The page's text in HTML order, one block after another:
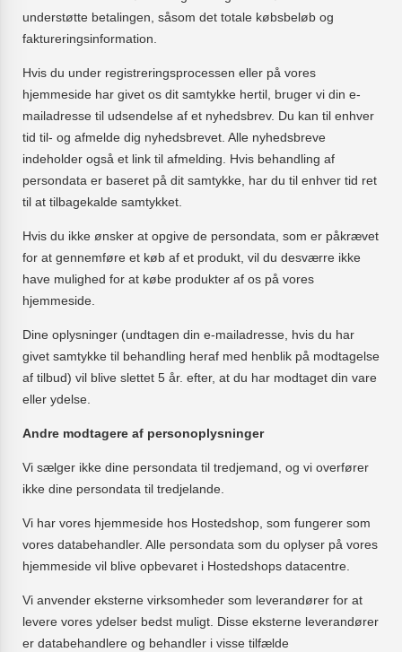
understøtte betalingen, såsom det totale købsbeløb og
faktureringsinformation.
Hvis du under registreringsprocessen eller på vores
hjemmeside har givet os dit samtykke hertil, bruger vi din e-
mailadresse til udsendelse af et nyhedsbrev. Du kan til enhver
tid til- og afmelde dig nyhedsbrevet. Alle nyhedsbreve
indeholder også et link til afmelding. Hvis behandling af
persondata er baseret på dit samtykke, har du til enhver tid ret
til at tilbagekalde samtykket.
Hvis du ikke ønsker at opgive de persondata, som er påkrævet
for at gennemføre et køb af et produkt, vil du desværre ikke
have mulighed for at købe produkter af os på vores
hjemmeside.
Dine oplysninger (undtagen din e-mailadresse, hvis du har
givet samtykke til behandling heraf med henblik på modtagelse
af tilbud) vil blive slettet 5 år. efter, at du har modtaget din vare
eller ydelse.
Andre modtagere af personoplysninger
Vi sælger ikke dine persondata til tredjemand, og vi overfører
ikke dine persondata til tredjelande.
Vi har vores hjemmeside hos Hostedshop, som fungerer som
vores databehandler. Alle persondata som du oplyser på vores
hjemmeside vil blive opbevaret i Hostedshops datacentre.
Vi anvender eksterne virksomheder som leverandører for at
levere vores ydelser bedst muligt. Disse eksterne leverandører
er databehandlere og behandler i visse tilfælde